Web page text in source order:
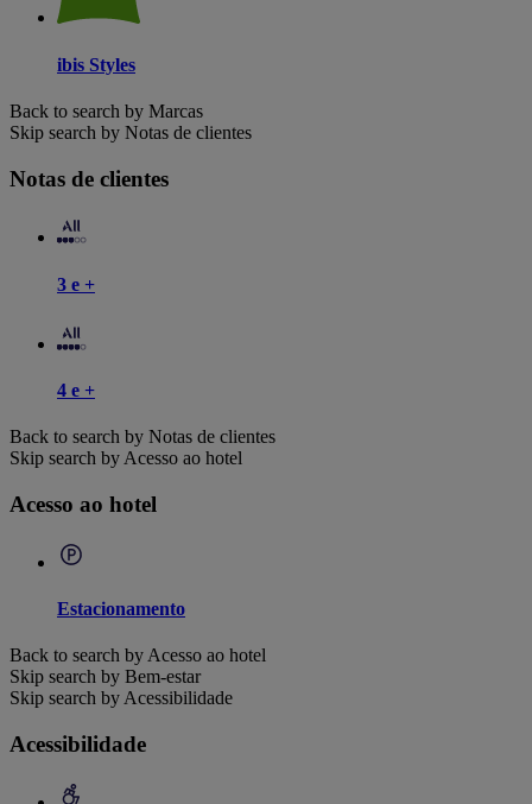
ibis Styles
Back to search by Marcas
Skip search by Notas de clientes
Notas de clientes
3 e +
4 e +
Back to search by Notas de clientes
Skip search by Acesso ao hotel
Acesso ao hotel
Estacionamento
Back to search by Acesso ao hotel
Skip search by Bem-estar
Skip search by Acessibilidade
Acessibilidade